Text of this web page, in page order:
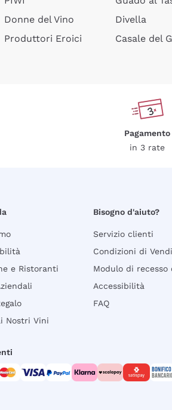
Donne del Vino
Produttori Eroici
Divella
Casale del
Pagamento
in 3 rate
e Ristoranti
Nostri Vini
Bisogno d'aiuto?
Servizio clienti
Condizioni di
Modulo di recesso
Accessibilità
FAQ